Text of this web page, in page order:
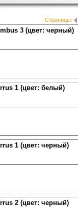
Страницы:
3 (цвет: черный)
1 (цвет: белый)
1 (цвет: черный)
2 (цвет: черный)